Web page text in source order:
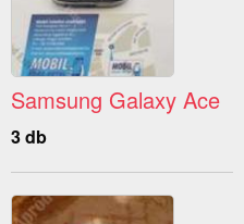
Samsung Galaxy Ace
3 db